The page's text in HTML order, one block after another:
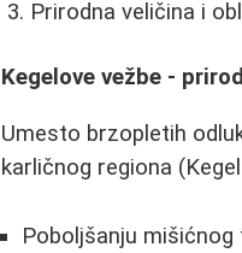
Prirodna veličina i
Kegelove vežbe -
Umesto brzopletih
karličnog regiona
Poboljšanju mišićnog